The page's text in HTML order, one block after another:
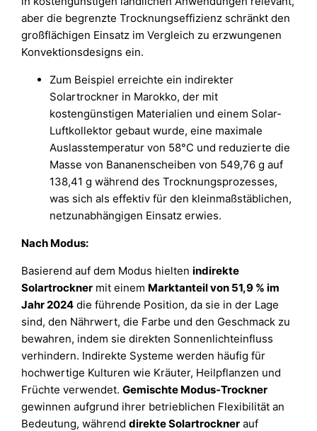
aber die begrenzte Trocknungseffizienz schränkt den
großflächigen Einsatz im Vergleich zu erzwungenen
Konvektionsdesigns ein.
Zum Beispiel erreichte ein indirekter
Solartrockner in Marokko, der mit
kostengünstigen Materialien und einem Solar-
Luftkollektor gebaut wurde, eine maximale
Auslasstemperatur von 58°C und reduzierte die
Masse von Bananenscheiben von 549,76 g auf
138,41 g während des Trocknungsprozesses,
was sich als effektiv für den kleinmaßstäblichen,
netzunabhängigen Einsatz erwies.
Nach Modus:
Basierend auf dem Modus hielten indirekte
Solartrockner mit einem Marktanteil von 51,9 % im
Jahr 2024 die führende Position, da sie in der Lage
sind, den Nährwert, die Farbe und den Geschmack zu
bewahren, indem sie direkten Sonnenlichteinfluss
verhindern. Indirekte Systeme werden häufig für
hochwertige Kulturen wie Kräuter, Heilpflanzen und
Früchte verwendet.Gemischte Modus-Trockner
gewinnen aufgrund ihrer betrieblichen Flexibilität an
Bedeutung, währenddirekte Solartrockner auf